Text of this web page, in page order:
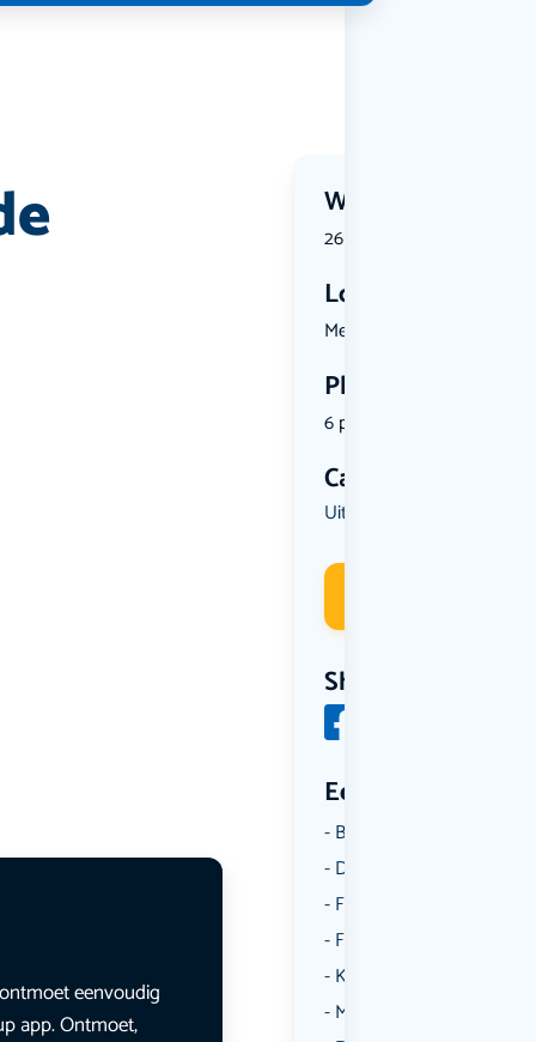
Wanneer?
26 June 2026 | 13:00
Locatie
Meezeweg 2...
Plekken
6 plekken beschikbaar
Categorie
Uit eten
Share
Een aantal
Borrelen
Dansen
Fietsen
Film
Kunst & Cultuur
Muziek
eenvoudig
app. Ontmoet,